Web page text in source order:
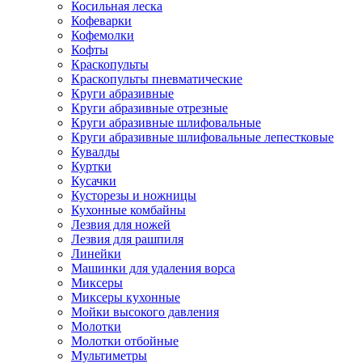
Косильная леска
Кофеварки
Кофемолки
Кофты
Краскопульты
Краскопульты пневматические
Круги абразивные
Круги абразивные отрезные
Круги абразивные шлифовальные
Круги абразивные шлифовальные лепестковые
Кувалды
Куртки
Кусачки
Кусторезы и ножницы
Кухонные комбайны
Лезвия для ножей
Лезвия для рашпиля
Линейки
Машинки для удаления ворса
Миксеры
Миксеры кухонные
Мойки высокого давления
Молотки
Молотки отбойные
Мультиметры